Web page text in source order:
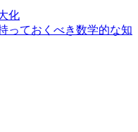
化
っておくべき数学的な知